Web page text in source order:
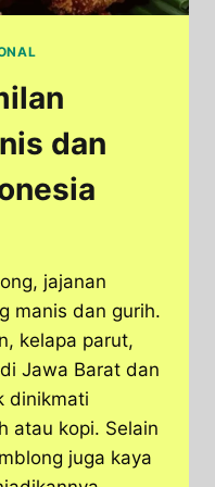
dan
jajanan
manis dan gurih.
kelapa parut,
Jawa Barat dan
dinikmati
atau kopi. Selain
juga kaya